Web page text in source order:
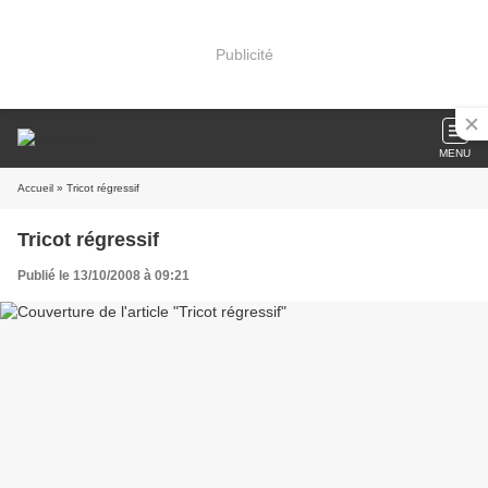
Publicité
MENU
Accueil » Tricot régressif
Tricot régressif
Publié le 13/10/2008 à 09:21